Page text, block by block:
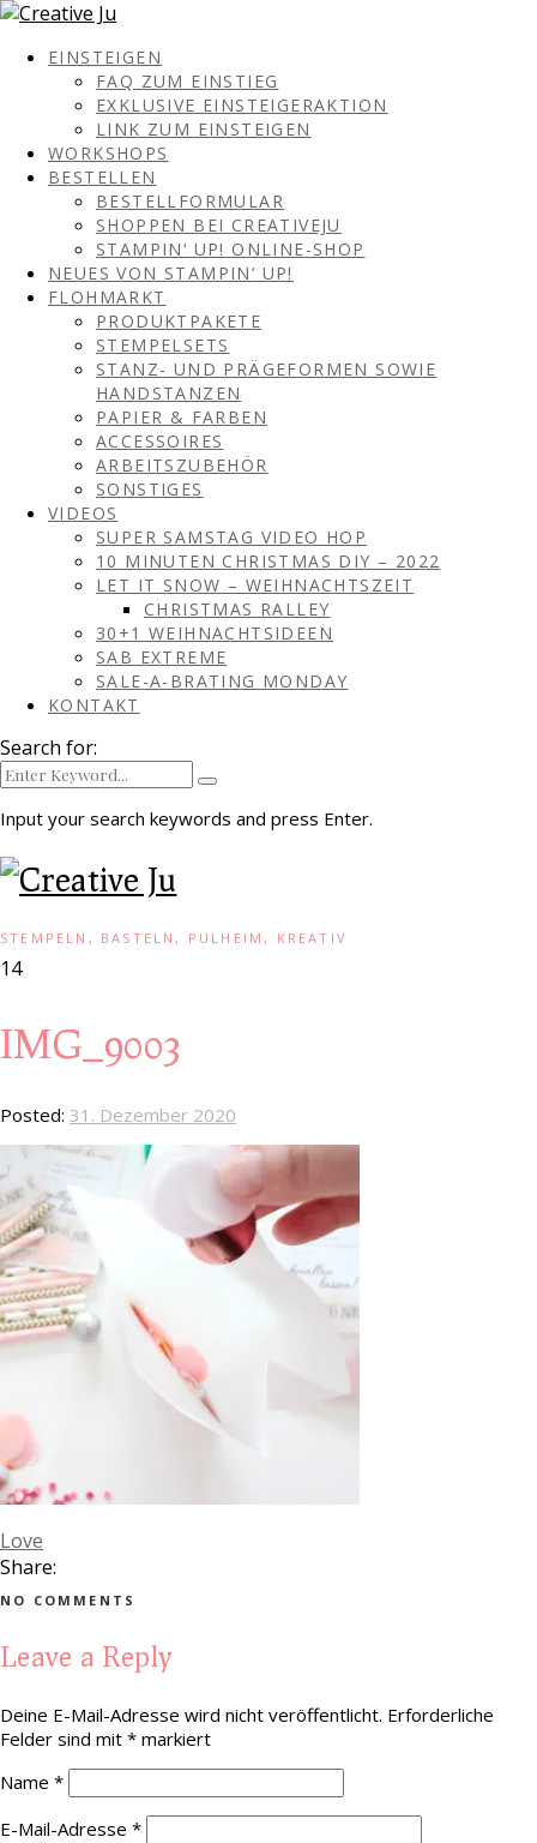
EINSTEIGEN
FAQ ZUM EINSTIEG
EXKLUSIVE EINSTEIGERAKTION
LINK ZUM EINSTEIGEN
WORKSHOPS
BESTELLEN
BESTELLFORMULAR
SHOPPEN BEI CREATIVEJU
STAMPIN‘ UP! ONLINE-SHOP
NEUES VON STAMPIN‘ UP!
FLOHMARKT
PRODUKTPAKETE
STEMPELSETS
STANZ- UND PRÄGEFORMEN SOWIE
HANDSTANZEN
PAPIER & FARBEN
ACCESSOIRES
ARBEITSZUBEHÖR
SONSTIGES
VIDEOS
SUPER SAMSTAG VIDEO HOP
10 MINUTEN CHRISTMAS DIY – 2022
LET IT SNOW – WEIHNACHTSZEIT
CHRISTMAS RALLEY
30+1 WEIHNACHTSIDEEN
SAB EXTREME
SALE-A-BRATING MONDAY
KONTAKT
Search for:
Input your search keywords and press Enter.
STEMPELN, BASTELN, PULHEIM, KREATIV
14
IMG_9003
Posted: 31. Dezember 2020
Love
Share:
NO COMMENTS
Leave a Reply
Deine E-Mail-Adresse wird nicht veröffentlicht. Erforderliche
Felder sind mit * markiert
Name *
E-Mail-Adresse *